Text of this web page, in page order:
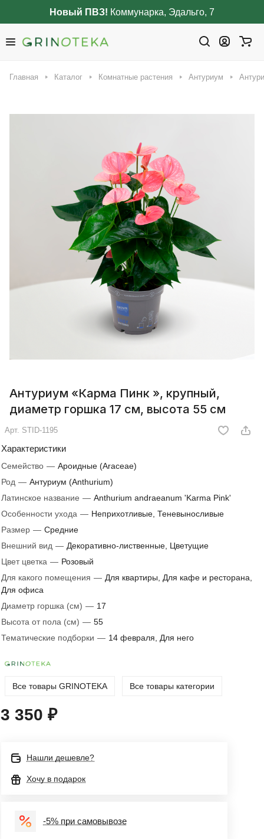
Новый ПВЗ! Коммунарка, Эдальго, 7
Главная Каталог Комнатные растения Антуриум
Антуриум «Карма Пинк », крупный,
диаметр горшка 17 см, высота 55 см
Арт. STID-1195
Характеристики
Семейство — Ароидные (Araceae)
Род — Антуриум (Anthurium)
Латинское название — Anthurium andraeanum 'Karma Pink'
Особенности ухода — Неприхотливые, Теневыносливые
Размер — Средние
Внешний вид — Декоративно-лиственные, Цветущие
Цвет цветка — Розовый
Для какого помещения — Для квартиры, Для кафе и ресторана,
Для офиса
Диаметр горшка (см) — 17
Высота от пола (см) — 55
Тематические подборки — 14 февраля, Для него
Все товары GRINOTEKA Все товары категории
3 350 ₽
Нашли дешевле?
Хочу в подарок
-5% при самовывозе